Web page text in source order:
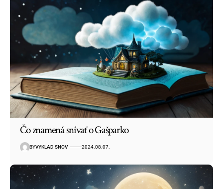
Čo znamená snívať o Gašparko
BYVYKLAD SNOV 2024.08.07.